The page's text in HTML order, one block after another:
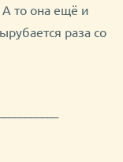
А то она ещё и
раза со